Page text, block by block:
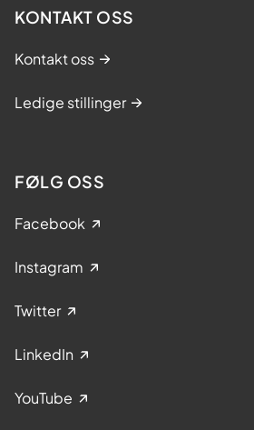
KONTAKT OSS
Kontakt oss
Ledige stillinger
FØLG OSS
Facebook
Instagram
Twitter
LinkedIn
YouTube